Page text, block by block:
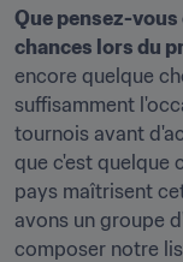
Que pensez-
chances lors du
encore quelque
suffisamment
tournois avant
que c'est quelque
pays maîtrisent
avons un groupe
composer notre